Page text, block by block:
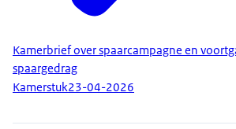
Kamerbrief over spaarcampagne en
spaargedrag
Kamerstuk23-04-2026